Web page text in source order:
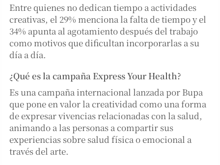
Entre quienes no dedican tiempo a actividades
creativas, el 29% menciona la falta de tiempo y el
34% apunta al agotamiento después del trabajo
como motivos que dificultan incorporarlas a su
día a día.
¿Qué es la campaña Express Your Health?
Es una campaña internacional lanzada por Bupa
que pone en valor la creatividad como una forma
de expresar vivencias relacionadas con la salud,
animando a las personas a compartir sus
experiencias sobre salud física o emocional a
través del arte.